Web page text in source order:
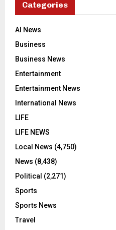
Categories
AI News
Business
Business News
Entertainment
Entertainment News
International News
LIFE
LIFE NEWS
Local News (4,750)
News (8,438)
Political (2,271)
Sports
Sports News
Travel